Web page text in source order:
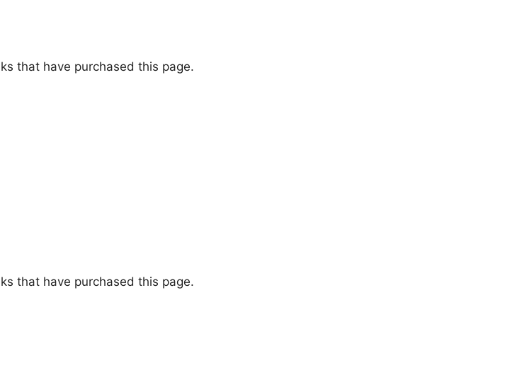
that have purchased this page.
that have purchased this page.